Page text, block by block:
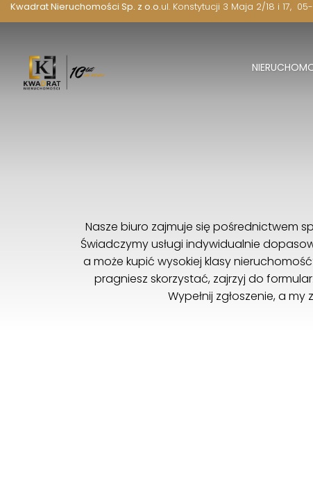
Kwadrat Nieruchomości Sp. z o.o.ul. Konstytucji 3 Maja 2/18 i 17
Nasze biuro zajmuje się pośrednictwem
Świadczymy usługi indywidualnie
a może kupić wysokiej klasy
pragniesz skorzystać, zajrzyj do
Wypełnij zgłoszenie, a